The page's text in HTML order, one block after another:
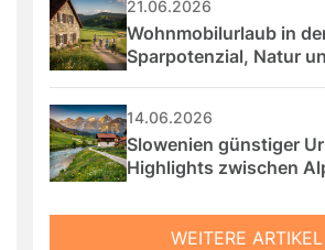
21.06.2026
Wohnmobilurlaub in
Sparpotenzial, Natur
14.06.2026
Slowenien günstiger
Highlights zwischen
WEITERE ARTIKEL